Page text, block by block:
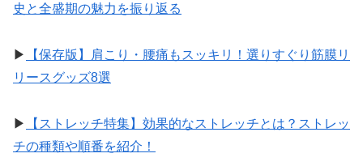
史と全盛期の魅力を振り返る
▶︎
【保存版】肩こり・腰痛もスッキリ！選りすぐり筋膜リ
リースグッズ8選
▶︎
【ストレッチ特集】効果的なストレッチとは？ストレッ
チの種類や順番を紹介！